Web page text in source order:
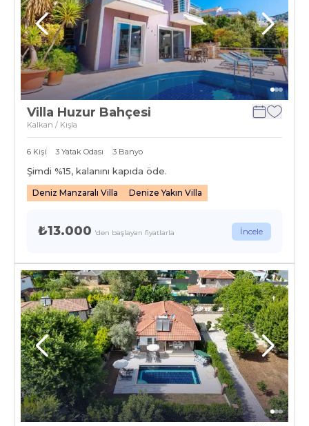
Villa Huzur Bahçesi
Kalkan / Kışla
6 Kişi 3 Yatak Odası 3 Banyo
Şimdi %15, kalanını kapıda öde.
Deniz Manzaralı Villa Denize Yakın Villa
₺13.000 'den başlayan fiyatlarla İncele